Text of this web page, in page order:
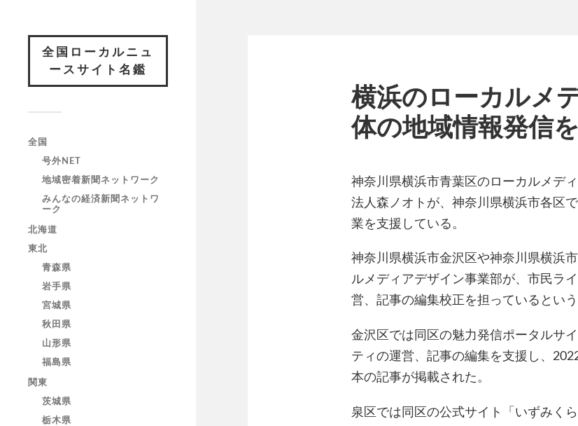
全国ローカルニュ
ースサイト名鑑
全国
号外NET
地域密着新聞ネットワーク
みんなの経済新聞ネットワ
ーク
北海道
東北
青森県
岩手県
宮城県
秋田県
山形県
福島県
関東
茨城県
栃木県
横浜のローカルメ
体の地域情報発信
神奈川県横浜市青葉区のローカルメデ
法人森ノオトが、神奈川県横浜市各区
業を支援している。
神奈川県横浜市金沢区や神奈川県横浜
ルメディアデザイン事業部が、市民ラ
営、記事の編集校正を担っているという
金沢区では同区の魅力発信ポータルサ
ティの運営、記事の編集を支援し、
本の記事が掲載された。
泉区では同区の公式サイト「いずみく